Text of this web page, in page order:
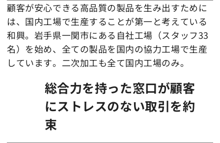
顧客が安心できる高品質の製品を生み出すために
は、国内工場で生産することが第一と考えている
和興。岩手県一関市にある自社工場（スタッフ33
名）を始め、全ての製品を国内の協力工場で生産
しています。二次加工も全て国内工場のみ。
総合力を持った窓口が顧客
にストレスのない取引を約
束